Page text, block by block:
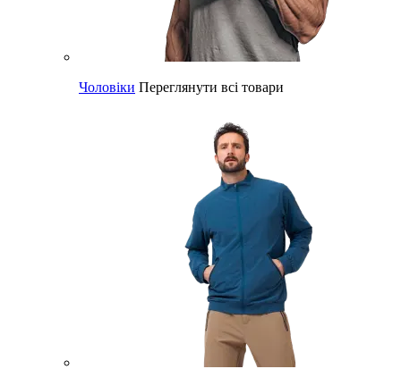
Чоловіки Переглянути всі товари